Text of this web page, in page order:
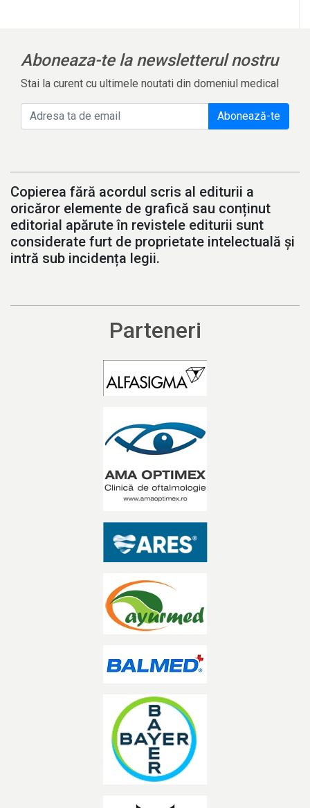
Aboneaza-te la newsletterul nostru
Stai la curent cu ultimele noutati din domeniul medical
Abonează-te
Copierea fără acordul scris al editurii a
oricăror elemente de grafică sau conținut
editorial apărute în revistele editurii sunt
considerate furt de proprietate intelectuală și
intră sub incidența legii.
Parteneri